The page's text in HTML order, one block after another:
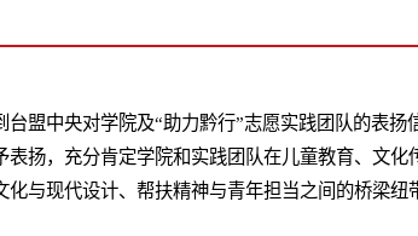
台盟中央对学院及“助力黔行”志愿实践团队的表
扬，充分肯定学院和实践团队在儿童教育、文
与现代设计、帮扶精神与青年担当之间的桥梁